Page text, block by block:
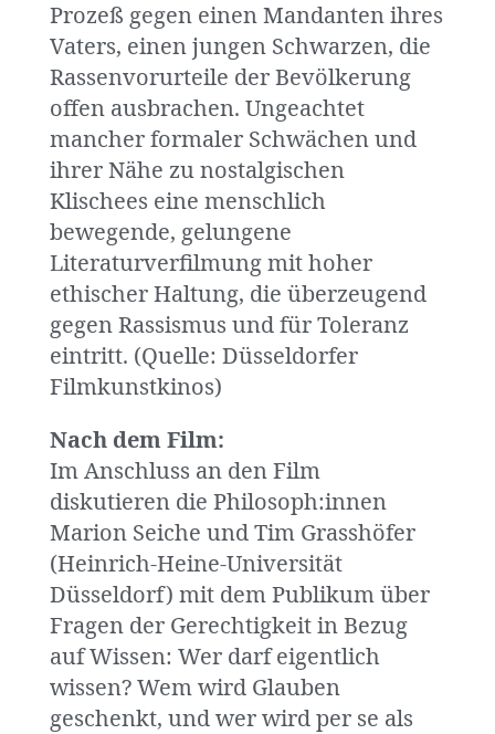
Prozeß gegen einen Mandanten ihres
Vaters, einen jungen Schwarzen, die
Rassenvorurteile der Bevölkerung
offen ausbrachen. Ungeachtet
mancher formaler Schwächen und
ihrer Nähe zu nostalgischen
Klischees eine menschlich
bewegende, gelungene
Literaturverfilmung mit hoher
ethischer Haltung, die überzeugend
gegen Rassismus und für Toleranz
eintritt. (Quelle: Düsseldorfer
Filmkunstkinos)
Nach dem Film:
Im Anschluss an den Film
diskutieren die Philosoph:innen
Marion Seiche und Tim Grasshöfer
(Heinrich-Heine-Universität
Düsseldorf) mit dem Publikum über
Fragen der Gerechtigkeit in Bezug
auf Wissen: Wer darf eigentlich
wissen? Wem wird Glauben
geschenkt, und wer wird per se als